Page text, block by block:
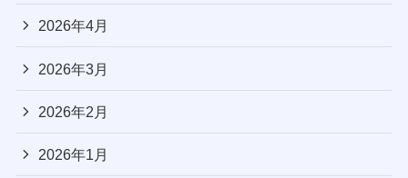
2026年4月
2026年3月
2026年2月
2026年1月